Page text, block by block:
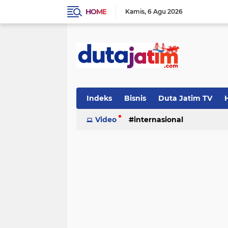
HOME Kamis 6 Agu 2026
Indeks Bisnis Duta Jatim TV
Video internasional